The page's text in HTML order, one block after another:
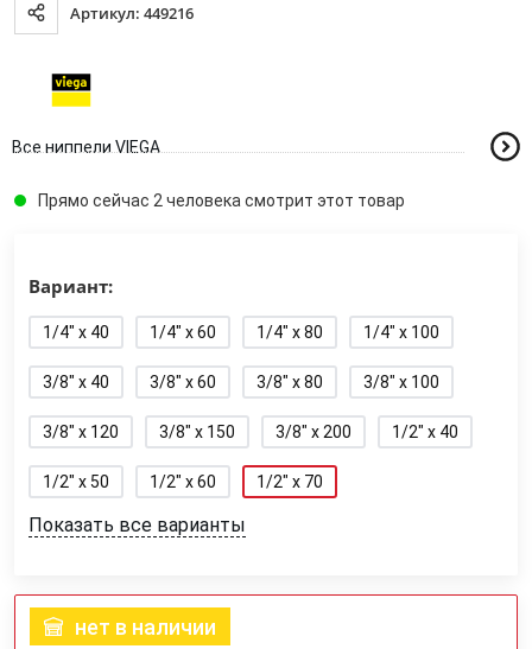
Артикул: 449216
Все ниппели VIEGA
Прямо сейчас 2 человека смотрит этот товар
Вариант:
1/4" x 40 1/4" x 60 1/4" x 80 1/4" x 100
3/8" x 40 3/8" x 60 3/8" x 80 3/8" x 100
3/8" x 120 3/8" x 150 3/8" x 200 1/2" x 40
1/2" x 50 1/2" x 60 1/2" x 70
Показать все варианты
нет в наличии